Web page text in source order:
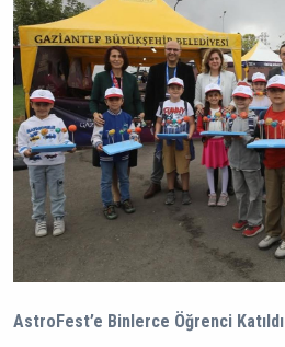
AstroFest’e Binlerce Öğrenci Katıldı